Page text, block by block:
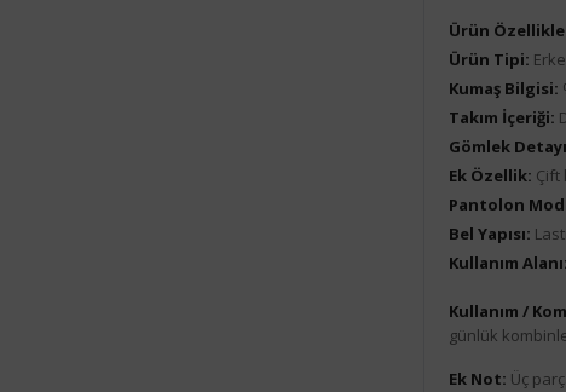
Ürün
Ürün Tipi:
Kumaş Bilgisi:
Takım İçeriği:
Gömlek
Ek Özellik: Çift
Pantolon
Bel Yapısı:
Kullanım Alanı:
Kullanım /
günlük
Ek Not: Üç